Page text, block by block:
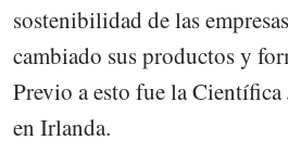
sostenibilidad de las
cambiado sus productos y
Previo a esto fue la Científica
en Irlanda.